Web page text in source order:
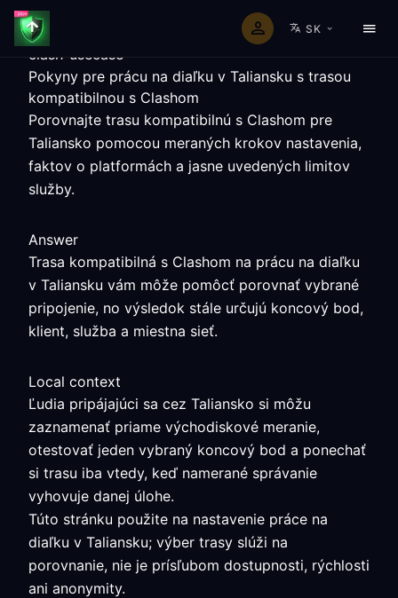
SK
clash-usecase
Pokyny pre prácu na diaľku v Taliansku s trasou
kompatibilnou s Clashom
Porovnajte trasu kompatibilnú s Clashom pre
Taliansko pomocou meraných krokov nastavenia,
faktov o platformách a jasne uvedených limitov
služby.
Answer
Trasa kompatibilná s Clashom na prácu na diaľku
v Taliansku vám môže pomôcť porovnať vybrané
pripojenie, no výsledok stále určujú koncový bod,
klient, služba a miestna sieť.
Local context
Ľudia pripájajúci sa cez Taliansko si môžu
zaznamenať priame východiskové meranie,
otestovať jeden vybraný koncový bod a ponechať
si trasu iba vtedy, keď namerané správanie
vyhovuje danej úlohe.
Túto stránku použite na nastavenie práce na
diaľku v Taliansku; výber trasy slúži na
porovnanie, nie je prísľubom dostupnosti, rýchlosti
ani anonymity.